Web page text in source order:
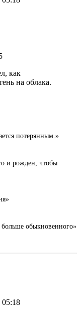
как
на облака.
потерянным.»
и рожден, чтобы
больше обыкновенного»
05:18